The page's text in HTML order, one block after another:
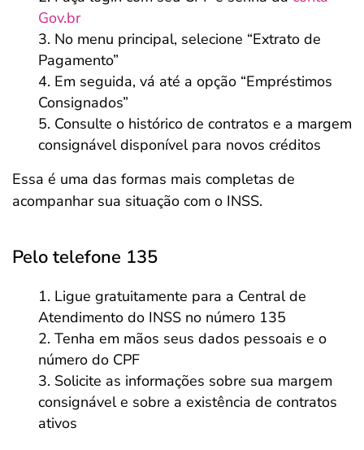
Gov.br
No menu principal, selecione “Extrato de
Pagamento”
Em seguida, vá até a opção “Empréstimos
Consignados”
Consulte o histórico de contratos e a margem
consignável disponível para novos créditos
Essa é uma das formas mais completas de
acompanhar sua situação com o INSS.
Pelo telefone 135
Ligue gratuitamente para a Central de
Atendimento do INSS no número 135
Tenha em mãos seus dados pessoais e o
número do CPF
Solicite as informações sobre sua margem
consignável e sobre a existência de contratos
ativos